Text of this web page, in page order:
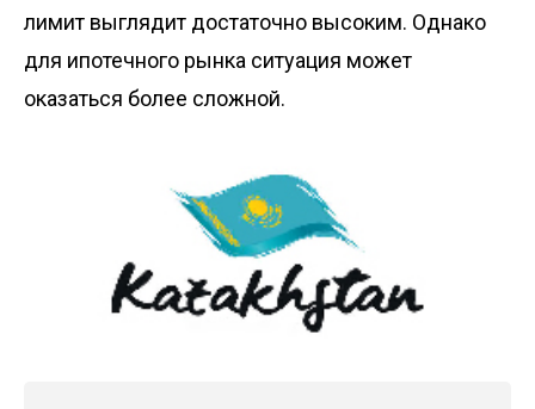
лимит выглядит достаточно высоким. Однако
для ипотечного рынка ситуация может
оказаться более сложной.